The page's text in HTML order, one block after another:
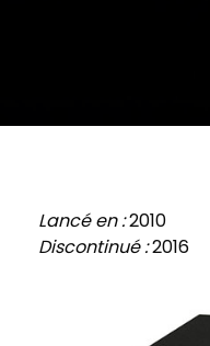
Lancé en :2010
Discontinué :2016